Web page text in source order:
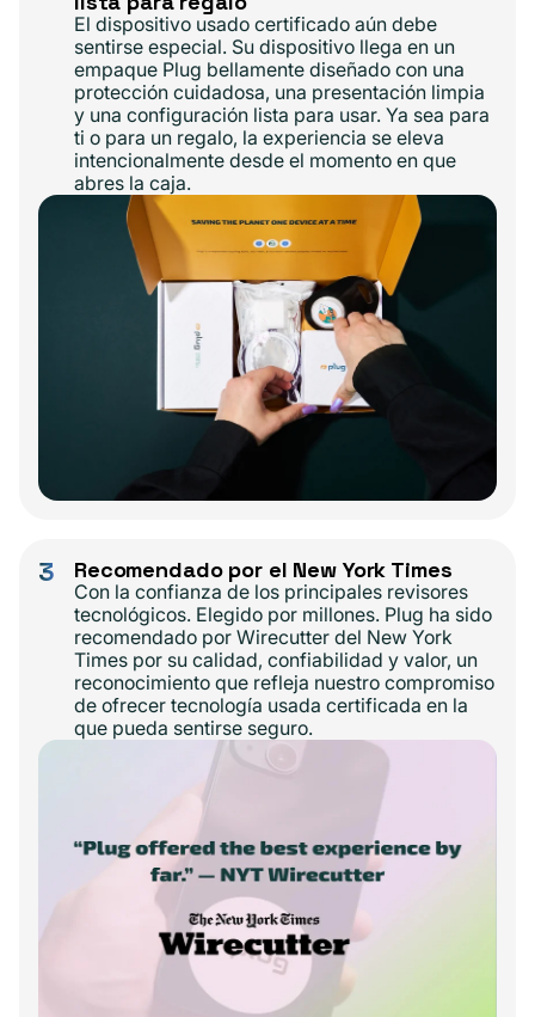
El dispositivo usado certificado aún debe
sentirse especial. Su dispositivo llega en un
empaque Plug bellamente diseñado con una
protección cuidadosa, una presentación limpia
y una configuración lista para usar. Ya sea para
ti o para un regalo, la experiencia se eleva
intencionalmente desde el momento en que
abres la caja.
3 Recomendado por el New York Times
Con la confianza de los principales revisores
tecnológicos. Elegido por millones. Plug ha sido
recomendado por Wirecutter del New York
Times por su calidad, confiabilidad y valor, un
reconocimiento que refleja nuestro compromiso
de ofrecer tecnología usada certificada en la
que pueda sentirse seguro.